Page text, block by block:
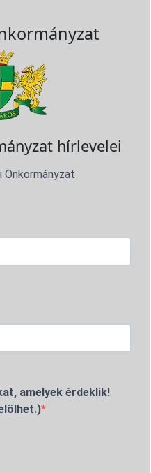
hírlevelei
amelyek érdeklik!